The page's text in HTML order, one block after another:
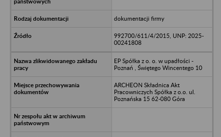
dokumentacji firmy
992700/611/4/2015, UNP: 2025-
00241808
EP Spółka z o. o. w upadłości -
Poznań , Świętego Wincentego 10
ARCHEON Składnica Akt
Pracowniczych Spółka z o.o. ul.
Poznańska 15 62-080 Góra